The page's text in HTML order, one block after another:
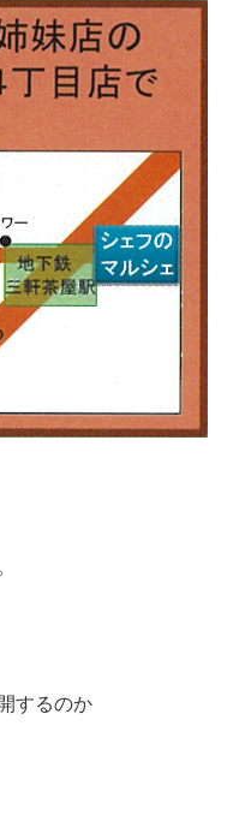
するのか